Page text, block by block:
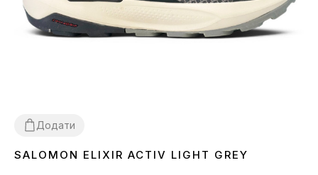
Додати
414344
SALOMON ELIXIR ACTIV LIGHT GREY